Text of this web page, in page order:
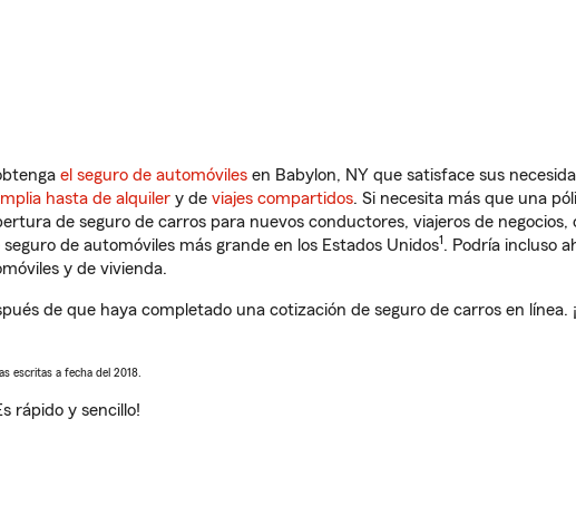
el seguro de automóviles en Babylon, NY que satisface sus
hasta de alquiler y de viajes compartidos. Si necesita más que una
de seguro de carros para nuevos conductores, viajeros de negocios,
de automóviles más grande en los Estados Unidos1. Podría incluso
y de vivienda.
de que haya completado una cotización de seguro de carros en línea.
escritas a fecha del 2018.
rápido y sencillo!